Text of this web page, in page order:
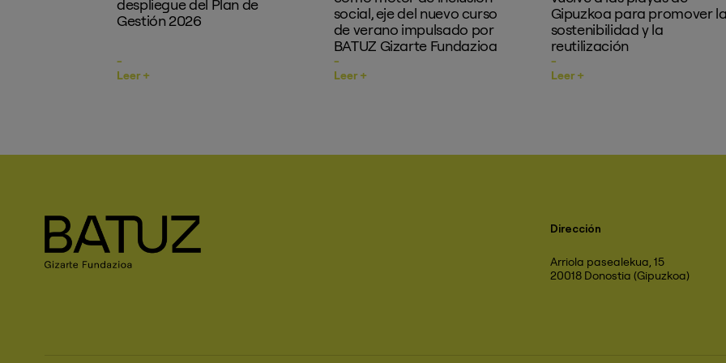
despliegue del Plan de
Gestión 2026
Leer +
social, eje del nuevo curso
de verano impulsado por
BATUZ Gizarte Fundazioa
Leer +
Gipuzkoa para promover la
sostenibilidad y la
reutilización
Leer +
Dirección
Arriola pasealekua, 15
20018 Donostia (Gipuzkoa)